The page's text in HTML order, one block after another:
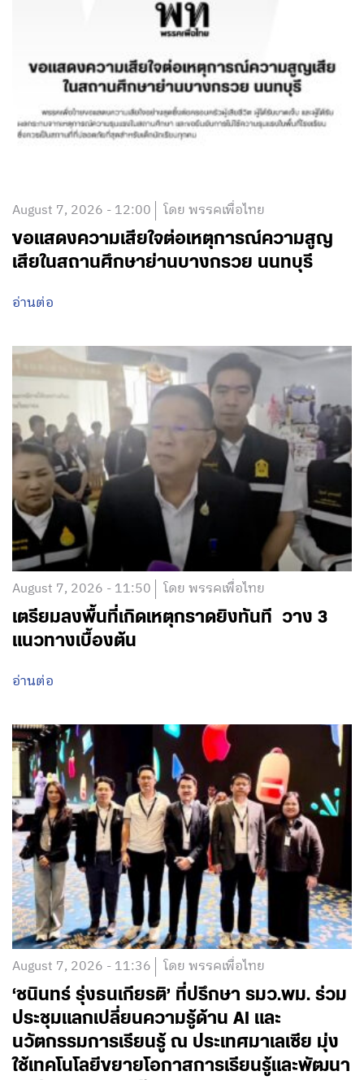
August 7, 2026 - 12:00 โดย พรรคเพื่อไทย
ขอแสดงความเสียใจต่อเหตุการณ์ความสูญ
เสียในสถานศึกษาย่านบางกรวย นนทบุรี
อ่านต่อ
August 7, 2026 - 11:50 โดย พรรคเพื่อไทย
เตรียมลงพื้นที่เกิดเหตุกราดยิงทันที วาง 3
แนวทางเบื้องต้น
อ่านต่อ
August 7, 2026 - 11:36 โดย พรรคเพื่อไทย
‘ชนินทร์ รุ่งธนเกียรติ’ ที่ปรึกษา รมว.พม. ร่วม
ประชุมแลกเปลี่ยนความรู้ด้าน AI และ
นวัตกรรมการเรียนรู้ ณ ประเทศมาเลเซีย มุ่ง
ใช้เทคโนโลยีขยายโอกาสการเรียนรู้และพัฒนา